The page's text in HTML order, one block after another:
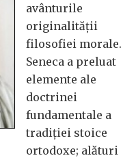
avânturile
originalității
filosofiei morale.
Seneca a preluat
elemente ale
doctrinei
fundamentale a
tradiției stoice
ortodoxe; alături